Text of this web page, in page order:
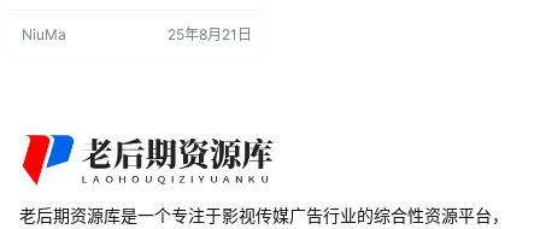
程，支持修改器。它适用于角色、
为《我的世界》风格的方块。 自
定…
NiuMa 25年8月21日
老后期资源库是一个专注于影视传媒广告行业的综合性资源平台，